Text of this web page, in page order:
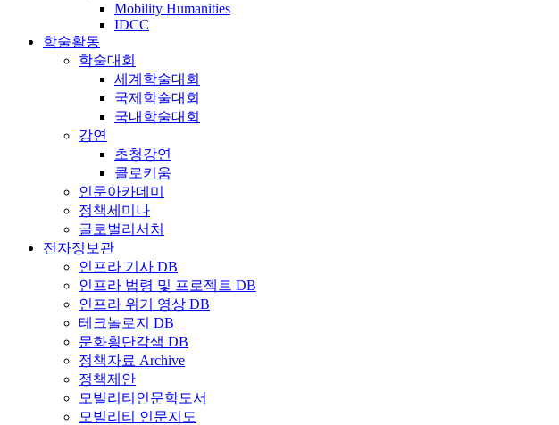
Mobility Humanities
IDCC
학술활동
학술대회
세계학술대회
국제학술대회
국내학술대회
강연
초청강연
콜로키움
인문아카데미
정책세미나
글로벌리서처
전자정보관
인프라 기사 DB
인프라 법령 및 프로젝트 DB
인프라 위기 영상 DB
테크놀로지 DB
문화횡단각색 DB
정책자료 Archive
정책제안
모빌리티인문학도서
모빌리티 인문지도